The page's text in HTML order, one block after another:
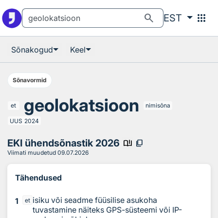
search EST apps
Sõnakogud Keel
Sõnavormid
et geolokatsioon nimisõna
UUS 2024
EKI ühendsõnastik 2026 book_ribbon content_copy
Viimati muudetud 09.07.2026
Tähendused
1 et isiku või seadme füüsilise asukoha
tuvastamine näiteks GPS-süsteemi või IP-